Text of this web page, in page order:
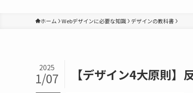
ホーム Webデザインに必要な知識 デザインの教科書
【デザイン4大原則】
2025
1/07